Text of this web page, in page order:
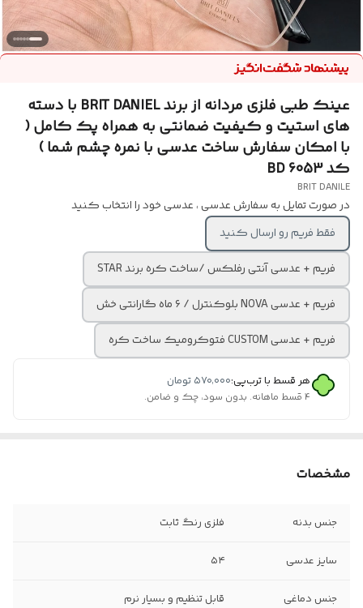
عینک طبی فلزی مردانه از برند BRIT DANIEL با دسته
های استیت و کیفیت ضمانتی به همراه پک کامل (
با امکان سفارش ساخت عدسی با نمره چشم شما )
کد BD 6053
BRIT DANILE
در صورت تمایل به سفارش عدسی ، عدسی خود را انتخاب کنید
فقط فریم رو ارسال کنید
فریم + عدسی آنتی رفلکس /ساخت کره برند STAR
فریم + عدسی NOVA بلوکنترل / ۶ ماه گارانتی خش
فریم + عدسی CUSTOM فتوکرومیک ساخت کره
هر قسط با ترب‌پی:۵۷۰٬۰۰۰ تومان
۴ قسط ماهانه. بدون سود، چک و ضامن.
مشخصات
جنس بدنه فلزی رنگ ثابت
سایز عدسی ۵۴
جنس دماغی قابل تنظیم و بسیار نرم